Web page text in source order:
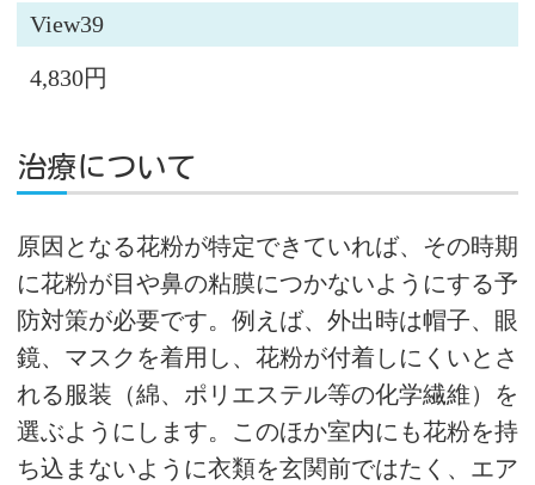
View39
4,830円
治療について
原因となる花粉が特定できていれば、その時期
に花粉が目や鼻の粘膜につかないようにする予
防対策が必要です。例えば、外出時は帽子、眼
鏡、マスクを着用し、花粉が付着しにくいとさ
れる服装（綿、ポリエステル等の化学繊維）を
選ぶようにします。このほか室内にも花粉を持
ち込まないように衣類を玄関前ではたく、エア